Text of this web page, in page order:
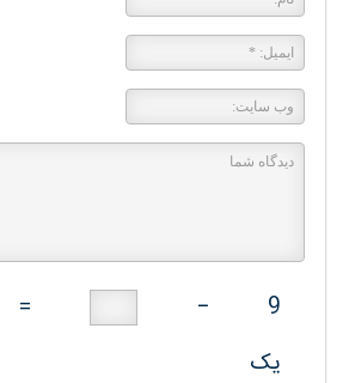
9
−
=
یک